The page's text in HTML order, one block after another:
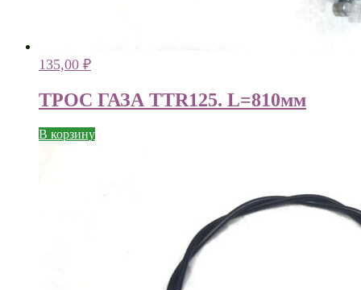
135,00 ₽
ТРОС ГАЗА TTR125. L=810мм
В корзину